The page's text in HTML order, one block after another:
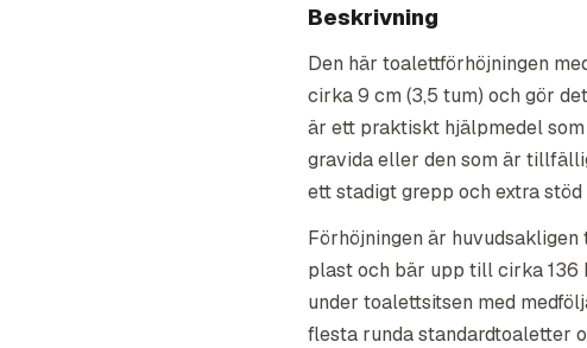
Beskrivning
Den här toalettförhöjningen
cirka 9 cm (3,5 tum) och gör
är ett praktiskt hjälpmedel
gravida eller den som är
ett stadigt grepp och extra stöd
Förhöjningen är
plast och bär upp till cirka
under toalettsitsen med
flesta runda standardtoaletter